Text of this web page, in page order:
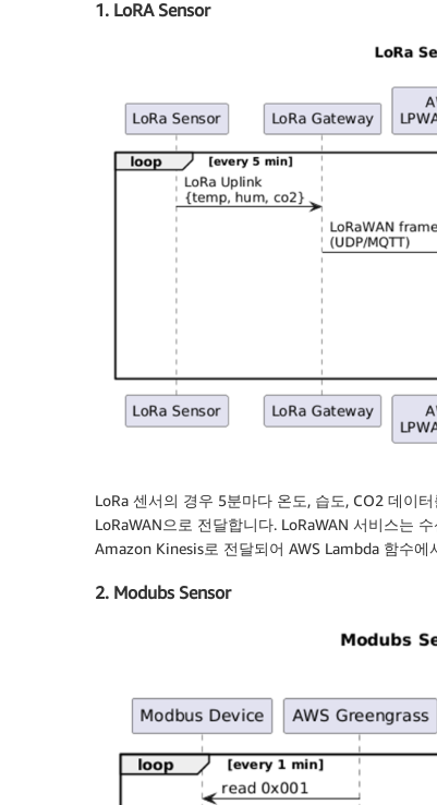
1. LoRA Sensor
LoRa 센서의 경우 5분마다 온도, 습도, CO2 데이
LoRaWAN으로 전달합니다. LoRaWAN 서비스는
Amazon Kinesis로 전달되어 AWS Lambda 함수
2. Modubs Sensor